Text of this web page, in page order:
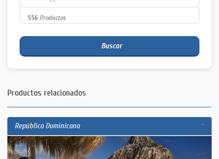
556Productos
Buscar
Productos relacionados
República Dominicana